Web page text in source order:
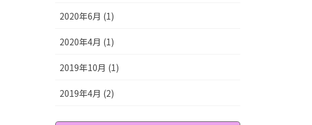
2020年6月 (1)
2020年4月 (1)
2019年10月 (1)
2019年4月 (2)